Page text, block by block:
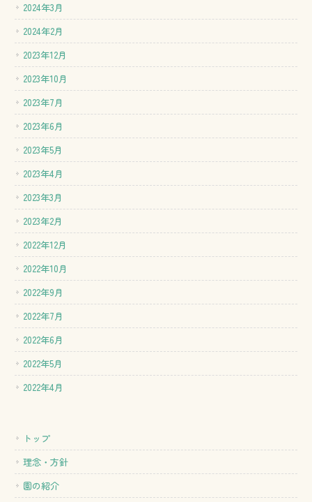
2024年3月
2024年2月
2023年12月
2023年10月
2023年7月
2023年6月
2023年5月
2023年4月
2023年3月
2023年2月
2022年12月
2022年10月
2022年9月
2022年7月
2022年6月
2022年5月
2022年4月
トップ
理念・方針
園の紹介